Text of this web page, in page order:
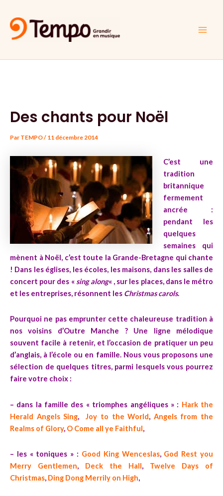
contenu
Des chants pour Noël
Par TEMPO/ 11 décembre 2014
C’est une
tradition
britannique
fermement
ancrée :
pendant les
quelques
semaines qui
mènent à Noël, c’est toute la Grande-Bretagne qui chante
! Dans les églises, les écoles, les maisons, dans les salles de
concert pour des « sing along« , sur les places, dans le métro
et les entreprises, résonnent les Christmas carols.
Pourquoi ne pas emprunter cette chaleureuse tradition à
nos voisins d’Outre Manche ? Une ligne mélodique
souvent facile à retenir, et l’occasion de pratiquer un peu
d’anglais, à l’école ou en famille. Nous vous proposons une
sélection de quelques titres, parmi lesquels vous pourrez
faire votre choix :
– dans la famille des « triomphes angéliques » : Hark the
Herald Angels Sing,Joy to the World, Angels from the
Realms of Glory, O Come all ye Faithful,
– les « toniques » : Good King Wenceslas, God Rest you
Merry Gentlemen, Deck the Hall, Twelve Days of
Christmas, Ding Dong Merrily on High,
des
articles